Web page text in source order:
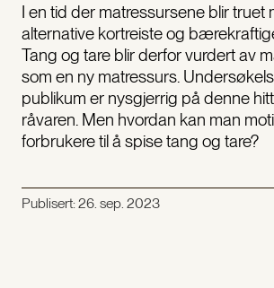
I en tid der matressursene blir truet
alternative kortreiste og
Tang og tare blir derfor vurdert av
som en ny matressurs.
publikum er nysgjerrig på denne
råvaren. Men hvordan kan man
forbrukere til å spise tang og tare?
Publisert:26. sep. 2023